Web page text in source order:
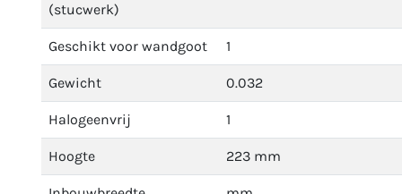
(stucwerk)
Geschikt voor wandgoot 1
Gewicht 0.032
Halogeenvrij 1
Hoogte 223 mm